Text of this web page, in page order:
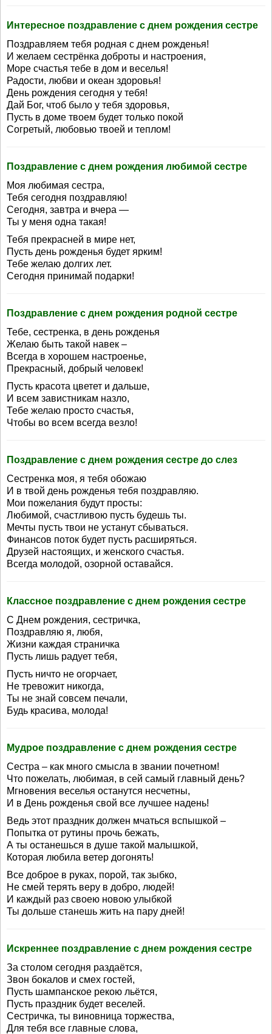
Интересное поздравление с днем рождения сестре
Поздравляем тебя родная с днем рожденья!
И желаем сестрёнка доброты и настроения,
Море счастья тебе в дом и веселья!
Радости, любви и океан здоровья!
День рождения сегодня у тебя!
Дай Бог, чтоб было у тебя здоровья,
Пусть в доме твоем будет только покой
Согретый, любовью твоей и теплом!
Поздравление с днем рождения любимой сестре
Моя любимая сестра,
Тебя сегодня поздравляю!
Сегодня, завтра и вчера —
Ты у меня одна такая!
Тебя прекрасней в мире нет,
Пусть день рожденья будет ярким!
Тебе желаю долгих лет.
Сегодня принимай подарки!
Поздравление с днем рождения родной сестре
Тебе, сестренка, в день рожденья
Желаю быть такой навек –
Всегда в хорошем настроенье,
Прекрасный, добрый человек!
Пусть красота цветет и дальше,
И всем завистникам назло,
Тебе желаю просто счастья,
Чтобы во всем всегда везло!
Поздравление с днем рождения сестре до слез
Сестренка моя, я тебя обожаю
И в твой день рожденья тебя поздравляю.
Мои пожелания будут просты:
Любимой, счастливою пусть будешь ты.
Мечты пусть твои не устанут сбываться.
Финансов поток будет пусть расширяться.
Друзей настоящих, и женского счастья.
Всегда молодой, озорной оставайся.
Классное поздравление с днем рождения сестре
С Днем рождения, сестричка,
Поздравляю я, любя,
Жизни каждая страничка
Пусть лишь радует тебя,
Пусть ничто не огорчает,
Не тревожит никогда,
Ты не знай совсем печали,
Будь красива, молода!
Мудрое поздравление с днем рождения сестре
Сестра – как много смысла в звании почетном!
Что пожелать, любимая, в сей самый главный день?
Мгновения веселья останутся несчетны,
И в День рожденья свой все лучшее надень!
Ведь этот праздник должен мчаться вспышкой –
Попытка от рутины прочь бежать,
А ты останешься в душе такой малышкой,
Которая любила ветер догонять!
Все доброе в руках, порой, так зыбко,
Не смей терять веру в добро, людей!
И каждый раз своею новою улыбкой
Ты дольше станешь жить на пару дней!
Искреннее поздравление с днем рождения сестре
За столом сегодня раздаётся,
Звон бокалов и смех гостей,
Пусть шампанское рекою льётся,
Пусть праздник будет веселей.
Сестричка, ты виновница торжества,
Для тебя все главные слова,